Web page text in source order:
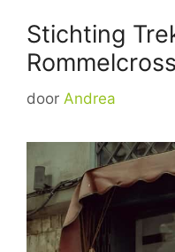
Stichting
door Andrea